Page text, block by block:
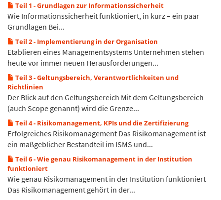
Teil 1 - Grundlagen zur Informationssicherheit
Wie Informationssicherheit funktioniert, in kurz – ein paar
Grundlagen Bei...
Teil 2 - Implementierung in der Organisation
Etablieren eines Managementsystems Unternehmen stehen
heute vor immer neuen Herausforderungen...
Teil 3 - Geltungsbereich, Verantwortlichkeiten und
Richtlinien
Der Blick auf den Geltungsbereich Mit dem Geltungsbereich
(auch Scope genannt) wird die Grenze...
Teil 4 - Risikomanagement, KPIs und die Zertifizierung
Erfolgreiches Risikomanagement Das Risikomanagement ist
ein maßgeblicher Bestandteil im ISMS und...
Teil 6 - Wie genau Risikomanagement in der Institution
funktioniert
Wie genau Risikomanagement in der Institution funktioniert
Das Risikomanagement gehört in der...